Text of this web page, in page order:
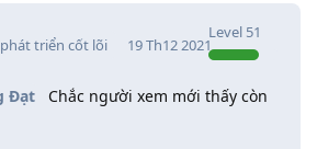
triển cốt lõi
Level 51
19 Th12 2021
Đạt
Chắc người xem mới thấy còn